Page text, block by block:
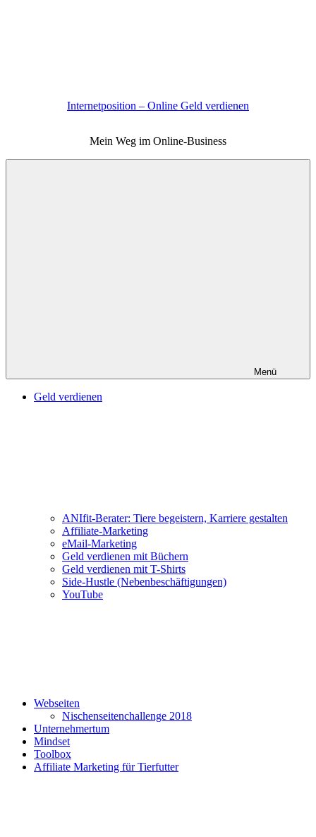
Internetposition – Online Geld verdienen
Mein Weg im Online-Business
Menü
Geld verdienen
ANIfit-Berater: Tiere begeistern, Karriere gestalten
Affiliate-Marketing
eMail-Marketing
Geld verdienen mit Büchern
Geld verdienen mit T-Shirts
Side-Hustle (Nebenbeschäftigungen)
YouTube
Webseiten
Nischenseitenchallenge 2018
Unternehmertum
Mindset
Toolbox
Affiliate Marketing für Tierfutter